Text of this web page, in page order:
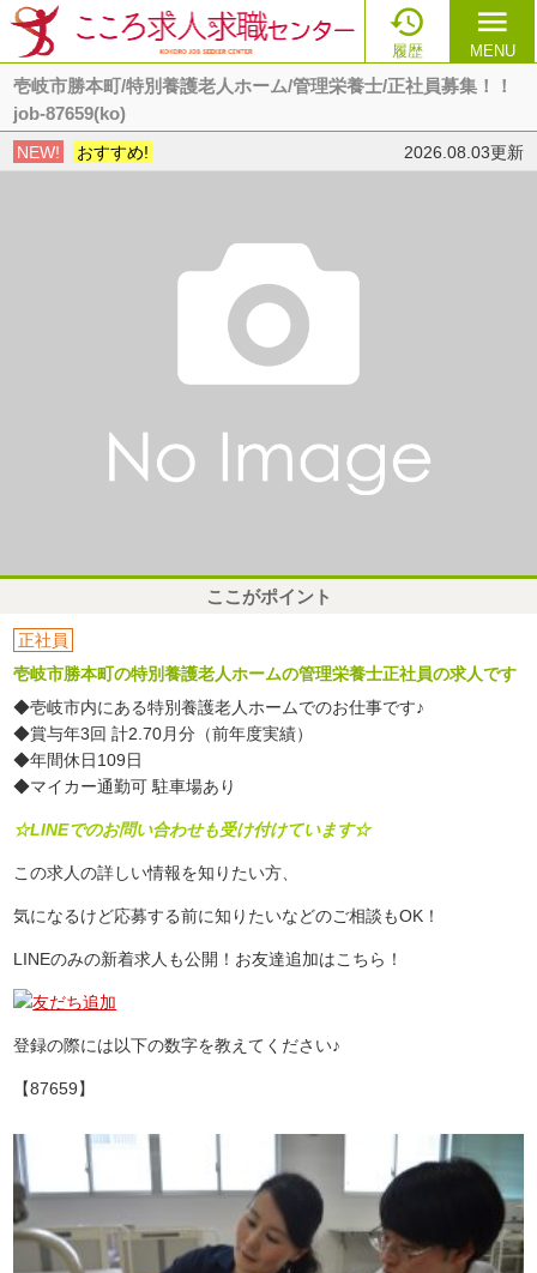

履歴
menu
MENU
壱岐市勝本町/特別養護老人ホーム/管理栄養士/正社員募集！！
job-87659(ko)
NEW! おすすめ! 2026.08.03更新
ここがポイント
正社員
壱岐市勝本町の特別養護老人ホームの管理栄養士正社員の求人です
◆壱岐市内にある特別養護老人ホームでのお仕事です♪
◆賞与年3回 計2.70月分（前年度実績）
◆年間休日109日
◆マイカー通勤可 駐車場あり
☆LINEでのお問い合わせも受け付けています☆
この求人の詳しい情報を知りたい方、
気になるけど応募する前に知りたいなどのご相談もOK！
LINEのみの新着求人も公開！お友達追加はこちら！
登録の際には以下の数字を教えてください♪
【87659】